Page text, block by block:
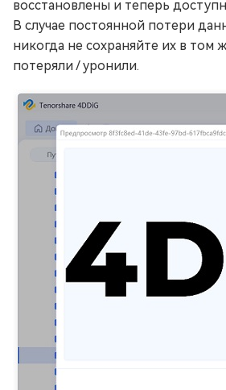
восстановлены и теперь
В случае постоянной потери
никогда не сохраняйте их в том
потеряли / уронили.